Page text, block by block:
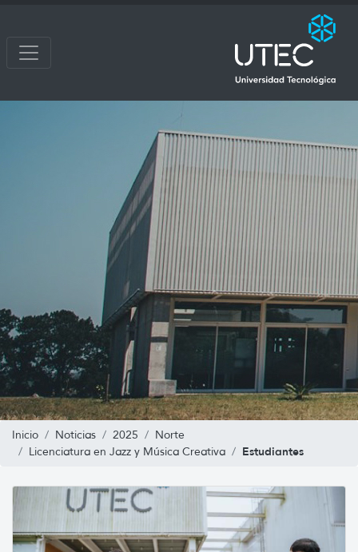
Inicio Noticias 2025
Norte
Licenciatura en Jazz y Música Creativa
Estudiantes